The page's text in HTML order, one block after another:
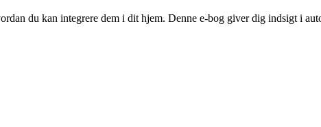
du kan integrere dem i dit hjem. Denne e-bog giver dig indsigt i